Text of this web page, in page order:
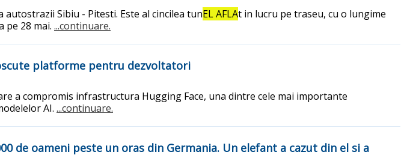
Sibiu - Pitesti. Este al cincilea tunEL AFLAt in lucru pe traseu, cu o lungime
pe 28 mai. ...continuare.
platforme pentru dezvoltatori
a compromis infrastructura Hugging Face, una dintre cele mai importante
AI. ...continuare.
de oameni peste un oras din Germania. Un elefant a cazut din el si a